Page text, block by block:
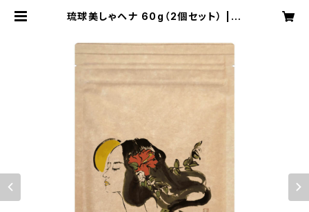
琉球美しゃヘナ 60g（2個セット） | Q